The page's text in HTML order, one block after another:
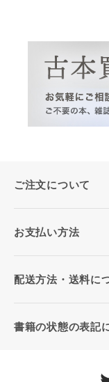
ご注文について
お支払い方法
配送方法・送料に
書籍の状態の表記